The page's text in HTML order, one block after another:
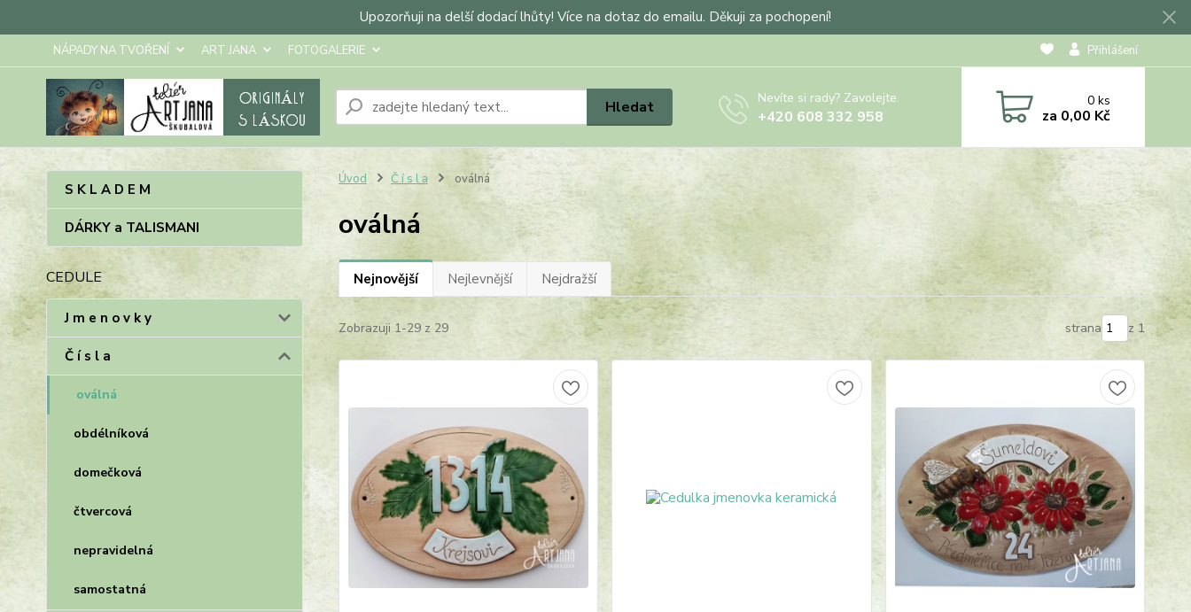
Upozorňuji na delší dodací lhůty! Více na dotaz do emailu. Děkuji za pochopení!
NÁPADY NA TVOŘENÍ ART JANA FOTOGALERIE Přihlášení
Hledat Nevíte si rady? Zavolejte.
+420 608 332 958
0ks
za 0,00 Kč
S K L A D E M
DÁRKY a TALISMANI
CEDULE
J m e n o v k y
Č í s l a
oválná
obdélníková
domečková
čtvercová
nepravidelná
samostatná
Úvod Č í s l a oválná
oválná
Nejnovější Nejlevnější Nejdražší
Zobrazuji 1-29 z 29 strana z 1